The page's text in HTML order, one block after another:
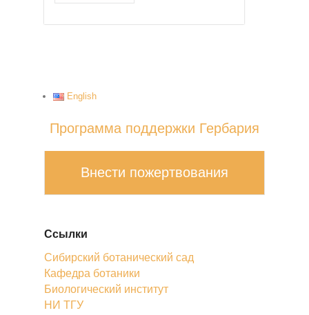
English
Программа поддержки Гербария
Внести пожертвования
Ссылки
Сибирский ботанический сад
Кафедра ботаники
Биологический институт
НИ ТГУ